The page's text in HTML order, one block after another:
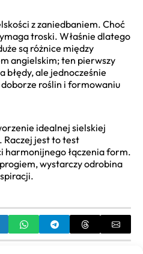
z zaniedbaniem. Choć
troski. Właśnie dlatego
są różnice między
angielskim; ten pierwszy
błędy, ale jednocześnie
roślin i formowaniu
idealnej sielskiej
jest to test
harmonijnego łączenia form.
wystarczy odrobina